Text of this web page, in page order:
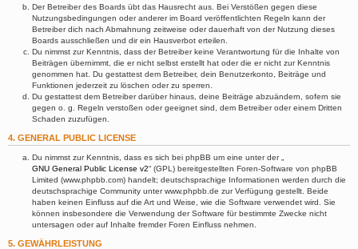
Der Betreiber des Boards übt das Hausrecht aus. Bei Verstößen gegen diese
Nutzungsbedingungen oder anderer im Board veröffentlichten Regeln kann der
Betreiber dich nach Abmahnung zeitweise oder dauerhaft von der Nutzung dieses
Boards ausschließen und dir ein Hausverbot erteilen.
Du nimmst zur Kenntnis, dass der Betreiber keine Verantwortung für die Inhalte von
Beiträgen übernimmt, die er nicht selbst erstellt hat oder die er nicht zur Kenntnis
genommen hat. Du gestattest dem Betreiber, dein Benutzerkonto, Beiträge und
Funktionen jederzeit zu löschen oder zu sperren.
Du gestattest dem Betreiber darüber hinaus, deine Beiträge abzuändern, sofern sie
gegen o. g. Regeln verstoßen oder geeignet sind, dem Betreiber oder einem Dritten
Schaden zuzufügen.
4. GENERAL PUBLIC LICENSE
Du nimmst zur Kenntnis, dass es sich bei phpBB um eine unter der „
GNU General Public License v2“ (GPL) bereitgestellten Foren-Software von phpBB
Limited (www.phpbb.com) handelt; deutschsprachige Informationen werden durch die
deutschsprachige Community unter www.phpbb.de zur Verfügung gestellt. Beide
haben keinen Einfluss auf die Art und Weise, wie die Software verwendet wird. Sie
können insbesondere die Verwendung der Software für bestimmte Zwecke nicht
untersagen oder auf Inhalte fremder Foren Einfluss nehmen.
5. GEWÄHRLEISTUNG